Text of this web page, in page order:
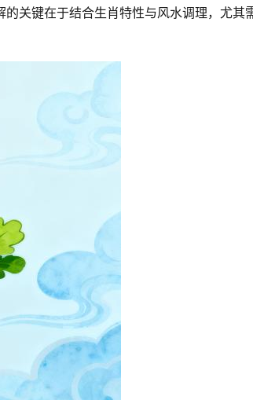
关键在于结合生肖特性与风水调理，尤其